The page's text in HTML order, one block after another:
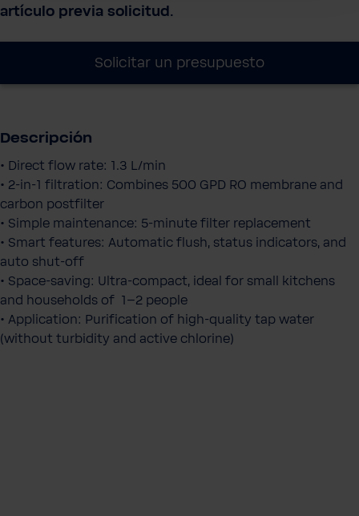
artículo previa solicitud.
Solicitar un presupuesto
Descripción
• Direct flow rate: 1.3 L/min
• 2-in-1 filtration: Combines 500 GPD RO membrane and
carbon postfilter
• Simple maintenance: 5-minute filter replacement
• Smart features: Automatic flush, status indicators, and
auto shut-off
• Space-saving: Ultra-compact, ideal for small kitchens
and households of 1–2 people
• Application: Purification of high-quality tap water
(without turbidity and active chlorine)